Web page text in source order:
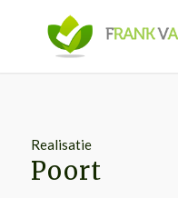
Realisatie
Poort